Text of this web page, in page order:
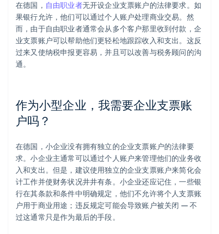
在德国， 自由职业者无开设企业支票账户的法律要求。如
果银行允许，他们可以通过个人账户处理商业交易。然
而，由于自由职业者通常会从多个客户那里收到付款，企
业支票账户可以帮助他们更轻松地跟踪收入和支出。这反
过来又使纳税申报更容易，并且可以改善与税务顾问的沟
通。
作为小型企业，我需要企业支票账
户吗？
在德国，小企业没有拥有独立的企业支票账户的法律要
求。小企业主通常可以通过个人账户来管理他们的业务收
入和支出。但是，建议使用独立的企业支票账户来简化会
计工作并使财务状况井井有条。小企业还应记住，一些银
行在其条款和条件中明确规定，他们不允许将个人支票账
户用于商业用途；违反规定可能会导致账户被关闭 — 不
过这通常只是作为最后的手段。